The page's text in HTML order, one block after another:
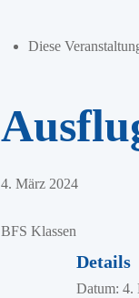
Diese
4. März 2024
BFS Klassen
Details
Datum: 4.